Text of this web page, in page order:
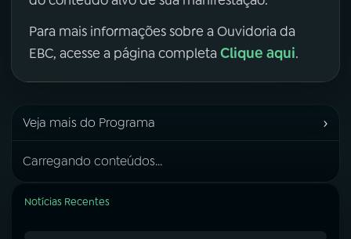
Para mais informações sobre a Ouvidoria da
EBC, acesse a página completa Clique aqui.
Veja mais do Programa ›
Carregando conteúdos...
Notícias Recentes